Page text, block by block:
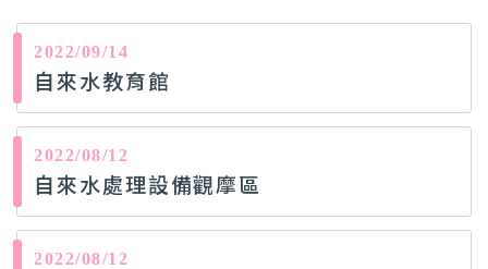
2022/09/14
自來水教育館
2022/08/12
自來水處理設備觀摩區
2022/08/12